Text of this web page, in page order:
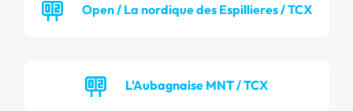
Open / La nordique des Espillieres / TCX
L'Aubagnaise MNT / TCX